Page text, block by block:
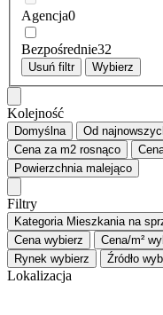
Agencja0
Bezpośrednie32
Usuń filtr Wybierz
Kolejność
Domyślna Od
Cena za m2 rosnąco
Powierzchniamalejąco
Filtry
Kategoria Mieszkania na
Cena wybierz Cena/m²
Rynek wybierz Źródło
Lokalizacja